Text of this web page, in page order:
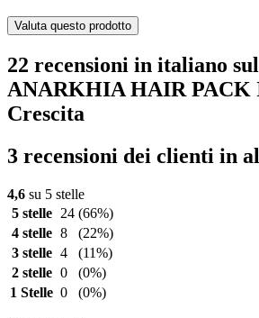
Valuta questo prodotto
22 recensioni in italiano
ANARKHIA HAIR PACK
Crescita
3 recensioni dei clienti in
4,6 su 5 stelle
5 stelle
24 (66%)
4 stelle 8
(22%)
3 stelle 4
(11%)
2 stelle 0
(0%)
1 Stelle 0 (0%)